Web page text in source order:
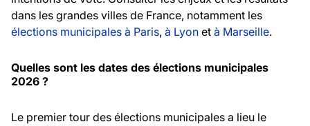
dans les grandes villes de France, notamment les
élections municipales à Paris, à Lyon et à Marseille.
Quelles sont les dates des élections municipales
2026 ?
Le premier tour des élections municipales a lieu le